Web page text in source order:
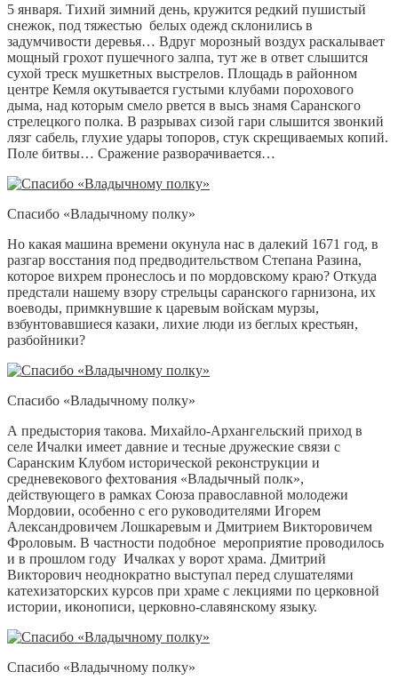
5 января. Тихий зимний день, кружится редкий пушистый
снежок, под тяжестью белых одежд склонились в
задумчивости деревья… Вдруг морозный воздух раскалывает
мощный грохот пушечного залпа, тут же в ответ слышится
сухой треск мушкетных выстрелов. Площадь в районном
центре Кемля окутывается густыми клубами порохового
дыма, над которым смело рвется в высь знамя Саранского
стрелецкого полка. В разрывах сизой гари слышится звонкий
лязг сабель, глухие удары топоров, стук скрещиваемых копий.
Поле битвы… Сражение разворачивается…
Спасибо «Владычному полку»
Но какая машина времени окунула нас в далекий 1671 год, в
разгар восстания под предводительством Степана Разина,
которое вихрем пронеслось и по мордовскому краю? Откуда
предстали нашему взору стрельцы саранского гарнизона, их
воеводы, примкнувшие к царевым войскам мурзы,
взбунтовавшиеся казаки, лихие люди из беглых крестьян,
разбойники?
Спасибо «Владычному полку»
А предыстория такова. Михайло-Архангельский приход в
селе Ичалки имеет давние и тесные дружеские связи с
Саранским Клубом исторической реконструкции и
средневекового фехтования «Владычный полк»,
действующего в рамках Союза православной молодежи
Мордовии, особенно с его руководителями Игорем
Александровичем Лошкаревым и Дмитрием Викторовичем
Фроловым. В частности подобное мероприятие проводилось
и в прошлом году Ичалках у ворот храма. Дмитрий
Викторович неоднократно выступал перед слушателями
катехизаторских курсов при храме с лекциями по церковной
истории, иконописи, церковно-славянскому языку.
Спасибо «Владычному полку»